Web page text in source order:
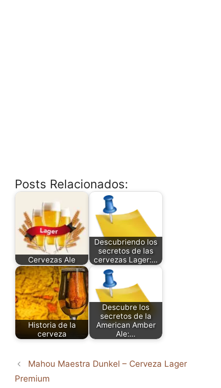
Posts Relacionados:
Cervezas Ale
Descubriendo los
secretos de las
cervezas Lager:…
Historia de la
cerveza
Descubre los
secretos de la
American Amber
Ale:…
Mahou Maestra Dunkel – Cerveza Lager
Premium